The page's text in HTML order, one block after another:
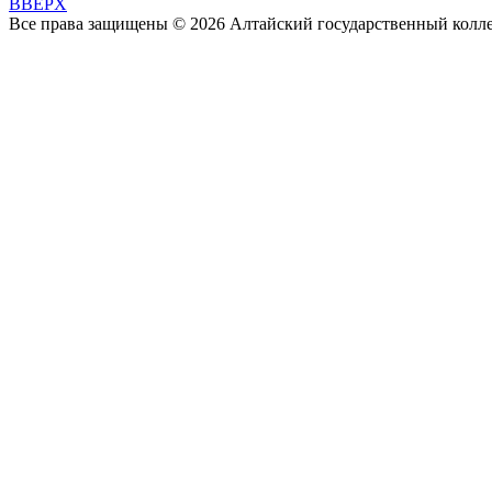
BBEPX
Все права защищены © 2026 Алтайский государственный